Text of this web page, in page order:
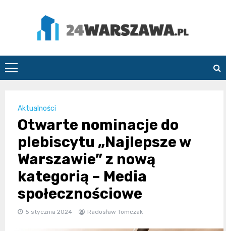
24Warszawa.pl
Aktualności
Otwarte nominacje do
plebiscytu „Najlepsze w
Warszawie” z nową
kategorią – Media
społecznościowe
5 stycznia 2024 Radosław Tomczak